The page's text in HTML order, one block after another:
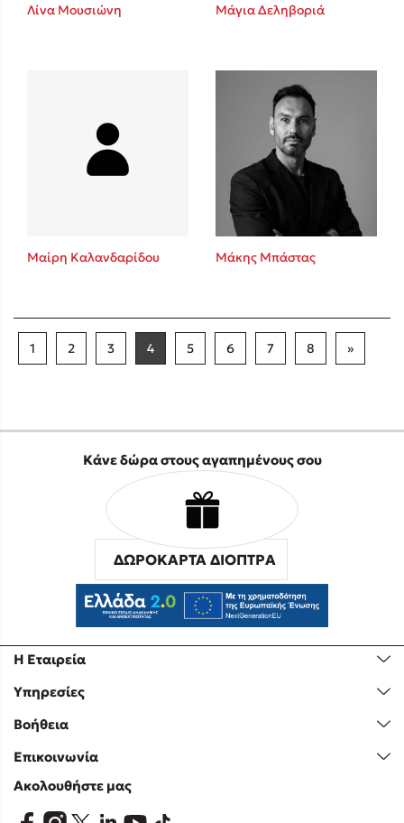
Λίνα Μουσιώνη Μάγια Δεληβοριά
Μαίρη Καλανδαρίδου Μάκης Μπάστας
1 2 3 4 5 6 7 8 »
Η Εταιρεία
Υπηρεσίες
Βοήθεια
Επικοινωνία
Κάνε δώρα στους αγαπημένους σου
ΔΩΡΟΚΑΡΤΑ ΔΙΟΠΤΡΑ
Ακολουθήστε μας